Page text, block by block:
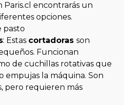
encontrarás un
opciones.
pasto
: Estas cortadoras son
Funcionan
de cuchillas rotativas que
empujas la máquina. Son
pero requieren más